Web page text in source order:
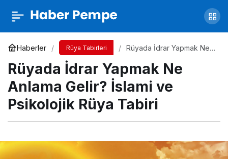
Haberler Rüya Tabirleri
Rüyada İdrar Yapmak Ne
Psikolojik Rüya Tabiri
Rüyada İdrar Yapmak Ne
Anlama Gelir? İslami ve
Psikolojik Rüya Tabiri
Rüyada Ölmüş Dedeyi Görmek Ne Anlama
Gelir? İslami ve Psikolojik Rüya Tabiri
Paylaş